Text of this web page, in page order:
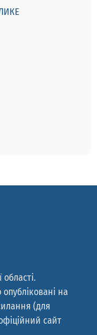
на
(для
сайт